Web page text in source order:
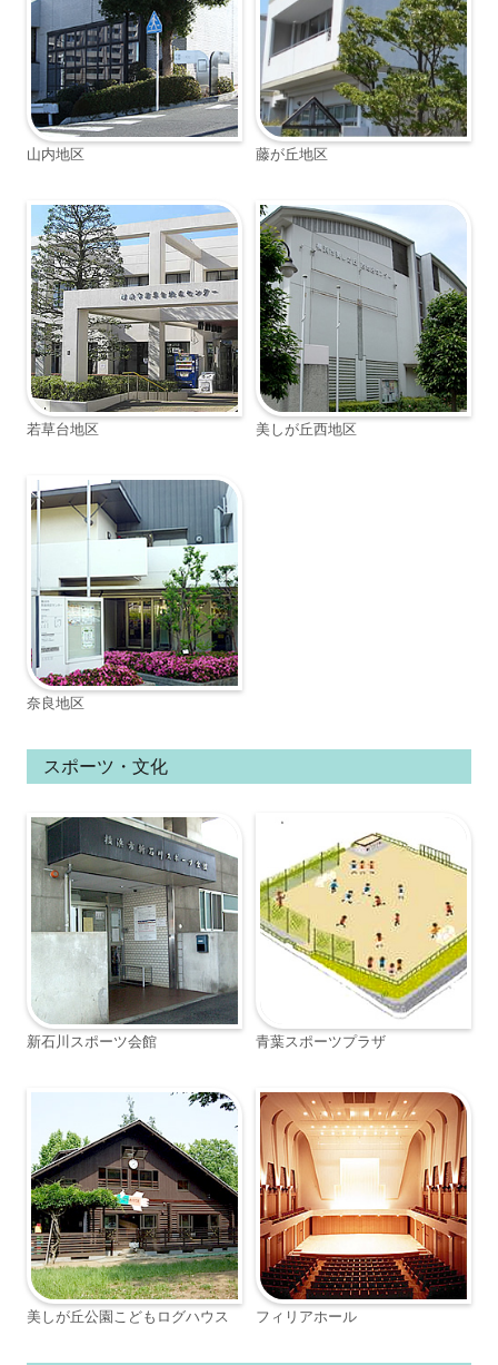
山内地区 藤が丘地区
若草台地区 美しが丘西地区
奈良地区
スポーツ・文化
新石川スポーツ会館 青葉スポーツプラザ
美しが丘公園こどもログハウス フィリアホール